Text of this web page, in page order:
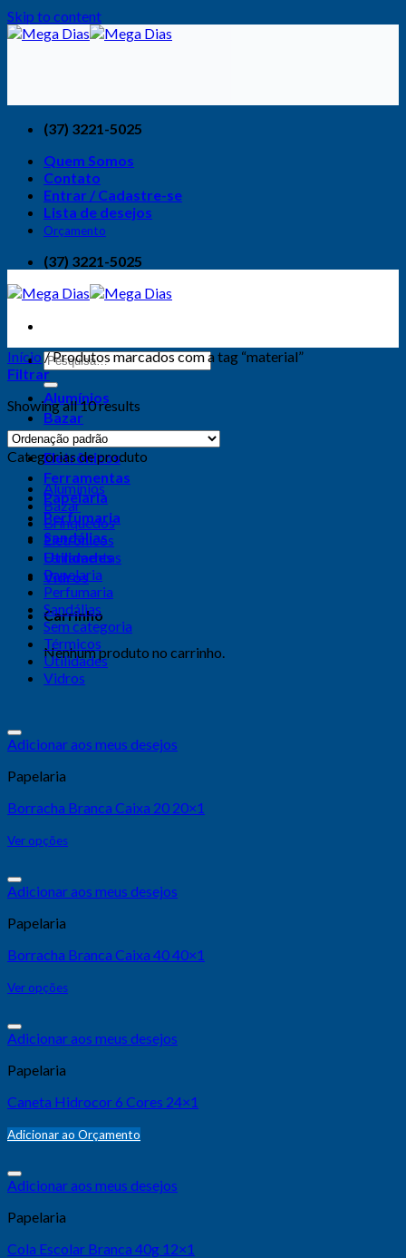
Skip to content
(37) 3221-5025
Quem Somos
Contato
Entrar / Cadastre-se
Lista de desejos
Orçamento
(37) 3221-5025
Alumínios
Bazar
Brinquedos
Eletrônicos
Ferramentas
Papelaria
Perfumaria
Sandálias
Utilidades
Vidros
Carrinho
Nenhum produto no carrinho.
Início /Produtos marcados com a tag “material”
Filtrar
Showing all 10 results
Categorias de produto
Alumínios
Bazar
Brinquedos
Eletrônicos
Ferramentas
Papelaria
Perfumaria
Sandálias
Sem categoria
Térmicos
Utilidades
Vidros
Adicionar aos meus desejos
Papelaria
Borracha Branca Caixa 20 20×1
Ver opções
Adicionar aos meus desejos
Papelaria
Borracha Branca Caixa 40 40×1
Ver opções
Adicionar aos meus desejos
Papelaria
Caneta Hidrocor 6 Cores 24×1
Adicionar ao Orçamento
Adicionar aos meus desejos
Papelaria
Cola Escolar Branca 40g 12×1